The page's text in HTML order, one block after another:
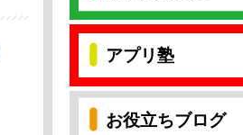
アプリ塾
お役立ちブログ